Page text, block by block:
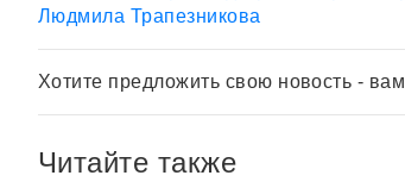
Людмила Трапезникова
Хотите предложить свою новость - вам
Читайте также